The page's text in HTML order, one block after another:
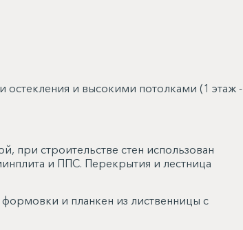
и высокими потолками (1 этаж -
при строительстве стен использован
и ППС. Перекрытия и лестница
и планкен из лиственницы с